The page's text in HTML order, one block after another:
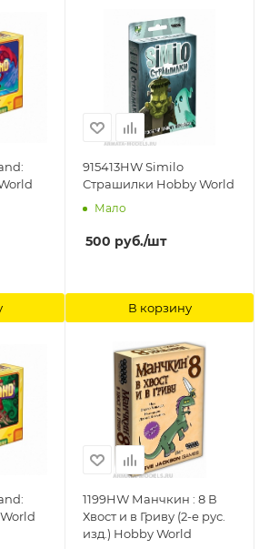
915413HW Similo
Страшилки Hobby World
Мало
500 руб./шт
В корзину
1199HW Манчкин : 8 В
Хвост и в Гриву (2-е рус.
изд.) Hobby World